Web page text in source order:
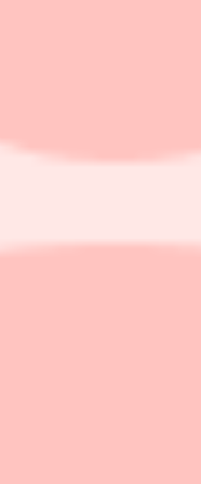
Bolaget tillförs 300
Klockan 09.16 var